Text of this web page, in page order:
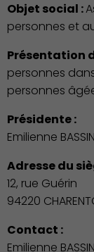
Objet social :
personnes et
Présentation
personnes
personnes
Présidente :
Emilienne
Adresse du
12, rue Guérin
94220
Contact :
Emilienne